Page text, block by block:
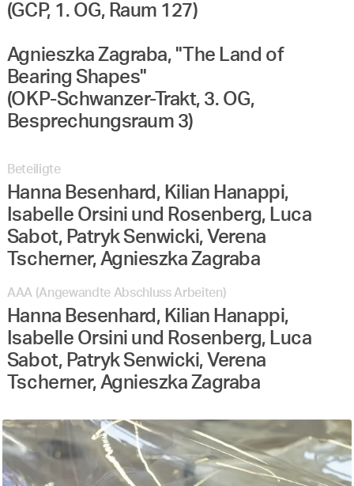
(GCP, 1. OG, Raum 127)
Agnieszka Zagraba, "The Land of
Bearing Shapes"
(OKP-Schwanzer-Trakt, 3. OG,
Besprechungsraum 3)
Beteiligte
Hanna Besenhard, Kilian Hanappi,
Isabelle Orsini und Rosenberg, Luca
Sabot, Patryk Senwicki, Verena
Tscherner, Agnieszka Zagraba
AAA (Angewandte Abschluss Arbeiten)
Hanna Besenhard, Kilian Hanappi,
Isabelle Orsini und Rosenberg, Luca
Sabot, Patryk Senwicki, Verena
Tscherner, Agnieszka Zagraba